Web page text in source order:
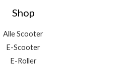
Shop
Alle Scooter
E-Scooter
E-Roller